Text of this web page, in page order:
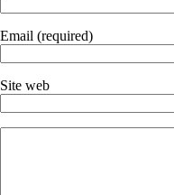
Email (required)
Site web